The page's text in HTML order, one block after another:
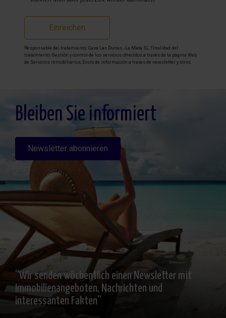
Einreichen
Responsable del tratamiento: Casa Las Dunas - La Mata SL, Finalidad del
tratamiento: Gestión y control de los servicios ofrecidos a través de la página Web
de Servicios inmobiliarios, Envío de información a traves de newsletter y otros,
detallada sobre protección de datos
Aquí
Bleiben Sie informiert
Newsletter abonnieren
“Wir senden wöchentlich einen Newsletter mit
Immobilienangeboten, Nachrichten und
interessanten Fakten”